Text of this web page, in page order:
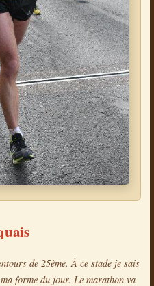
de 25ème. À ce stade je sais
forme du jour. Le marathon va